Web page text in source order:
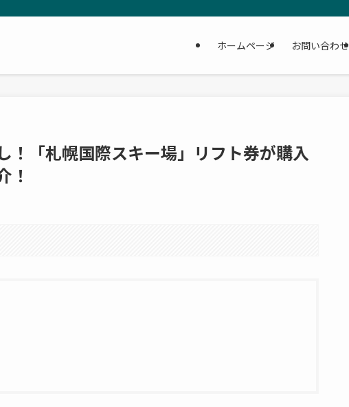
ホームページ お問い合わせ
！「札幌国際スキー場」リフト券が購入
！